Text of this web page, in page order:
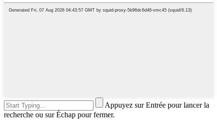
Appuyez sur Entrée pour lancer la
recherche ou sur Échap pour fermer.